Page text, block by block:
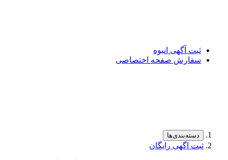
ثبت آگهی انبوه
سفارش صفحه اختصاصی
دسته‌بندی‌ها
ثبت اگهی رایگان